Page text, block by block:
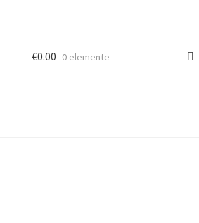
€0.00 0 elemente